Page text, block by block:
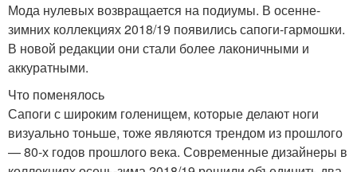
Мода нулевых возвращается на подиумы. В осенне-
зимних коллекциях 2018/19 появились сапоги-гармошки.
В новой редакции они стали более лаконичными и
аккуратными.
Что поменялось
Сапоги с широким голенищем, которые делают ноги
визуально тоньше, тоже являются трендом из прошлого
— 80-х годов прошлого века. Современные дизайнеры в